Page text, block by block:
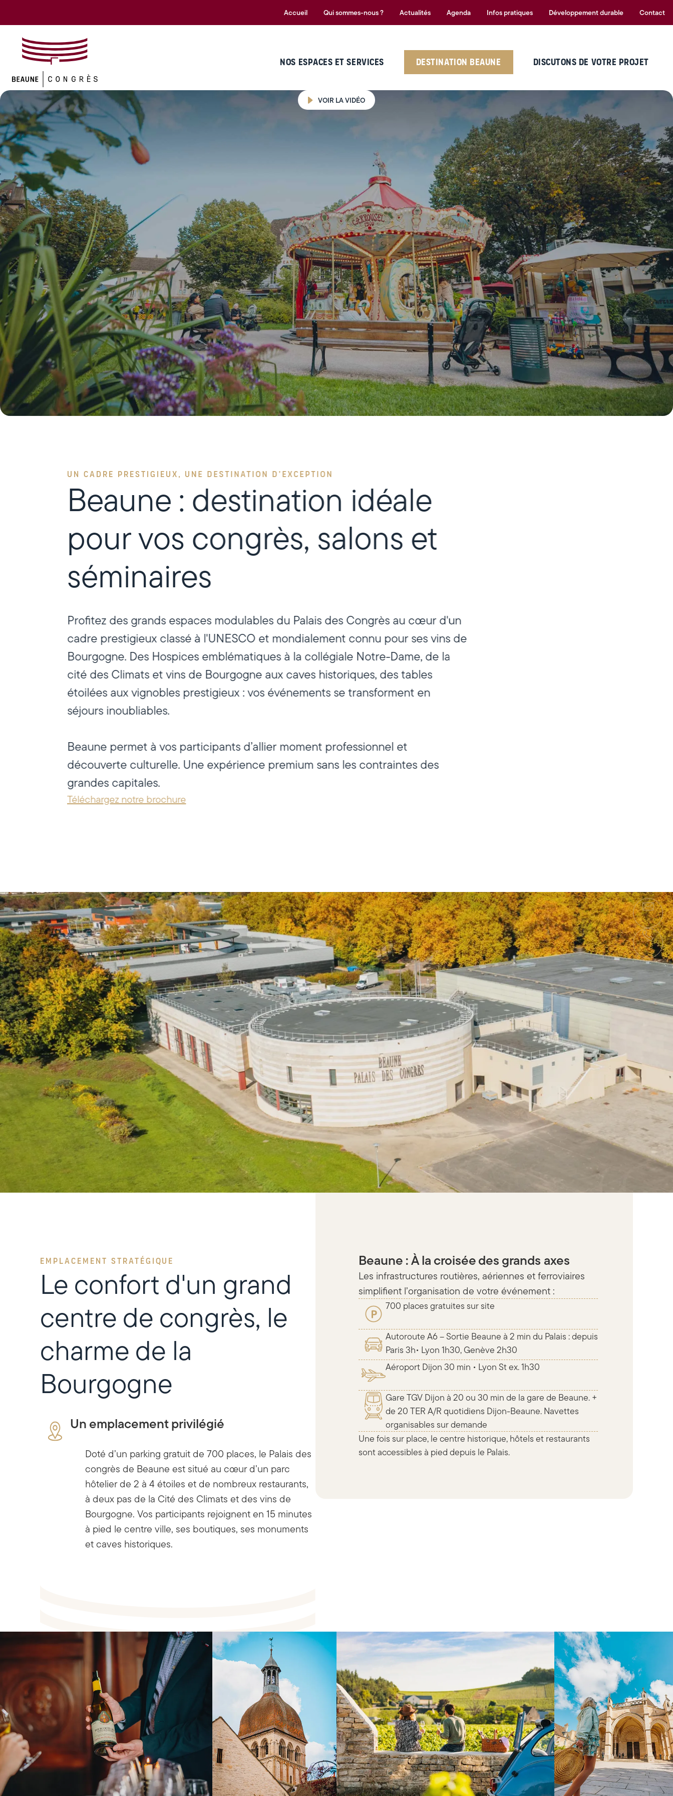
Accueil Qui sommes-nous ? Actualités Agenda Infos pratiques Développement durable Contact
NOS ESPACES ET SERVICES DESTINATION BEAUNE DISCUTONS DE VOTRE PROJET
VOIR LA VIDÉO
UN CADRE PRESTIGIEUX, UNE DESTINATION D’EXCEPTION
Beaune : destination idéale
pour vos congrès, salons et
séminaires
Profitez des grands espaces modulables du Palais des Congrès au cœur d'un
cadre prestigieux classé à l'UNESCO et mondialement connu pour ses vins de
Bourgogne. Des Hospices emblématiques à la collégiale Notre-Dame, de la
cité des Climats et vins de Bourgogne aux caves historiques, des tables
étoilées aux vignobles prestigieux : vos événements se transforment en
séjours inoubliables.
Beaune permet à vos participants d’allier moment professionnel et
découverte culturelle. Une expérience premium sans les contraintes des
grandes capitales.
Téléchargez notre brochure
EMPLACEMENT STRATÉGIQUE
Le confort d'un grand
centre de congrès, le
charme de la
Bourgogne
Un emplacement privilégié
Doté d’un parking gratuit de 700 places, le Palais des
congrès de Beaune est situé au cœur d’un parc
hôtelier de 2 à 4 étoiles et de nombreux restaurants,
à deux pas de la Cité des Climats et des vins de
Bourgogne. Vos participants rejoignent en 15 minutes
à pied le centre ville, ses boutiques, ses monuments
et caves historiques.
Beaune : À la croisée des grands axes
Les infrastructures routières, aériennes et ferroviaires
simplifient l’organisation de votre événement :
700 places gratuites sur site
Autoroute A6 – Sortie Beaune à 2 min du Palais : depuis
Paris 3h• Lyon 1h30, Genève 2h30
Aéroport Dijon 30 min • Lyon St ex. 1h30
Gare TGV Dijon à 20 ou 30 min de la gare de Beaune. +
de 20 TER A/R quotidiens Dijon-Beaune. Navettes
organisables sur demande
Une fois sur place, le centre historique, hôtels et restaurants
sont accessibles à pied depuis le Palais.